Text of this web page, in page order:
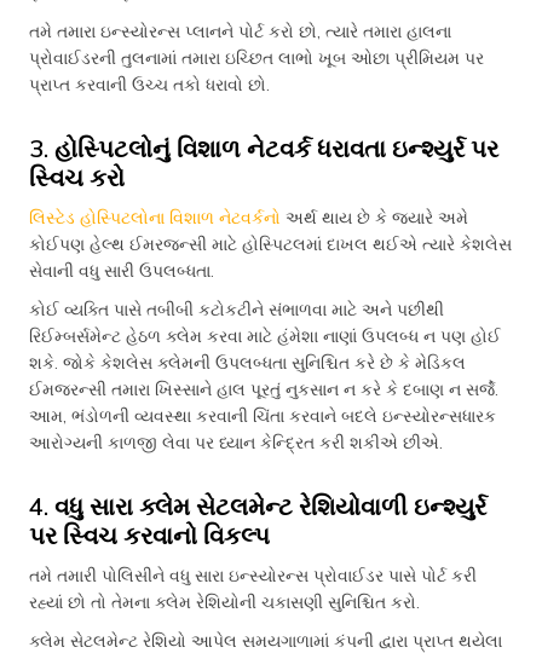
તમે તમારા ઇન્સ્યોરન્સ પ્લાનને પોર્ટ કરો છો, ત્યારે તમારા હાલના
પ્રોવાઈડરની તુલનામાં તમારા ઇચ્છિત લાભો ખૂબ ઓછા પ્રીમિયમ પર
પ્રાપ્ત કરવાની ઉચ્ચ તકો ધરાવો છો.
3. હોસ્પિટલોનું વિશાળ નેટવર્ક ધરાવતા ઇન્શ્યુર્ર પર
સ્વિચ કરો
લિસ્ટેડ હોસ્પિટલોના વિશાળ નેટવર્કનો અર્થ થાય છે કે જ્યારે અમે
કોઈપણ હેલ્થ ઈમરજન્સી માટે હોસ્પિટલમાં દાખલ થઈએ ત્યારે કેશલેસ
સેવાની વધુ સારી ઉપલબ્ધતા.
કોઈ વ્યક્તિ પાસે તબીબી કટોકટીને સંભાળવા માટે અને પછીથી
રિઈમ્બર્સમેન્ટ હેઠળ ક્લેમ કરવા માટે હંમેશા નાણાં ઉપલબ્ધ ન પણ હોઈ
શકે. જોકે કેશલેસ ક્લેમની ઉપલબ્ધતા સુનિશ્ચિત કરે છે કે મેડિકલ
ઈમજરન્સી તમારા ખિસ્સાને હાલ પૂરતું નુકસાન ન કરે કે દબાણ ન સર્જે.
આમ, ભંડોળની વ્યવસ્થા કરવાની ચિંતા કરવાને બદલે ઇન્સ્યોરન્સધારક
આરોગ્યની કાળજી લેવા પર ધ્યાન કેન્દ્રિત કરી શકીએ છીએ.
4. વધુ સારા ક્લેમ સેટલમેન્ટ રેશિયોવાળી ઇન્શ્યુર્ર
પર સ્વિચ કરવાનો વિકલ્પ
તમે તમારી પોલિસીને વધુ સારા ઇન્સ્યોરન્સ પ્રોવાઈડર પાસે પોર્ટ કરી
રહ્યાં છો તો તેમના ક્લેમ રેશિયોની ચકાસણી સુનિશ્ચિત કરો.
ક્લેમ સેટલમેન્ટ રેશિયો આપેલ સમયગાળામાં કંપની દ્વારા પ્રાપ્ત થયેલા